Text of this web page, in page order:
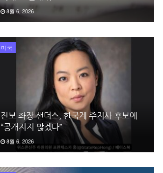
8월 6, 2026
미국
진보 좌장 샌더스, 한국계 주지사 후보에
“공개지지 않겠다”
8월 6, 2026